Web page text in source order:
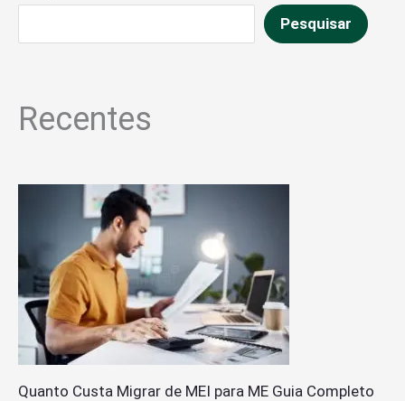
Pesquisar
Recentes
Quanto Custa Migrar de MEI para ME Guia Completo